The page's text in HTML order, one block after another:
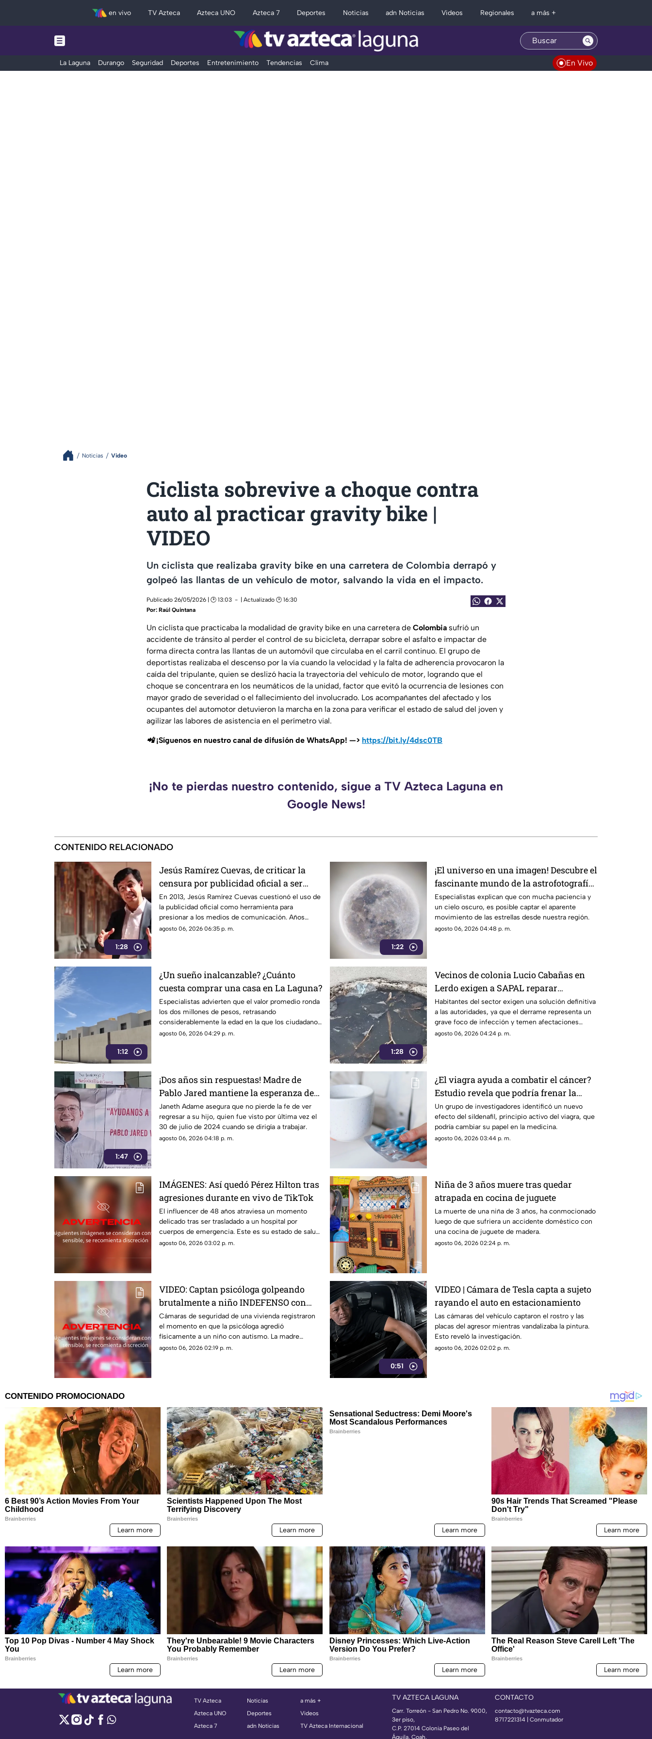
en vivo TV Azteca Azteca UNO Azteca 7 Deportes Noticias adn Noticias Videos Regionales a más +
La Laguna Durango Seguridad Deportes Entretenimiento Tendencias Clima En Vivo
Noticias Video
Ciclista sobrevive a choque contra
auto al practicar gravity bike |
VIDEO
Un ciclista que realizaba gravity bike en una carretera de Colombia derrapó y
golpeó las llantas de un vehículo de motor, salvando la vida en el impacto.
Publicado 26/05/2026 | 🕑 13:03
| Actualizado 🕑 16:30
Por: Raúl Quintana
Un ciclista que practicaba la modalidad de gravity bike en una carretera de Colombia sufrió un
accidente de tránsito al perder el control de su bicicleta, derrapar sobre el asfalto e impactar de
forma directa contra las llantas de un automóvil que circulaba en el carril continuo. El grupo de
deportistas realizaba el descenso por la vía cuando la velocidad y la falta de adherencia provocaron la
caída del tripulante, quien se deslizó hacia la trayectoria del vehículo de motor, logrando que el
choque se concentrara en los neumáticos de la unidad, factor que evitó la ocurrencia de lesiones con
mayor grado de severidad o el fallecimiento del involucrado. Los acompañantes del afectado y los
ocupantes del automotor detuvieron la marcha en la zona para verificar el estado de salud del joven y
agilizar las labores de asistencia en el perímetro vial.
📲 ¡Síguenos en nuestro canal de difusión de WhatsApp! —> https://bit.ly/4dsc0TB
¡No te pierdas nuestro contenido, sigue a TV Azteca Laguna en
Google News!
CONTENIDO RELACIONADO
1:28
Jesús Ramírez Cuevas, de criticar la
censura por publicidad oficial a ser
señalado por estrategia de control
informativo
En 2013, Jesús Ramírez Cuevas cuestionó el uso de
la publicidad oficial como herramienta para
presionar a los medios de comunicación. Años
después, su papel dentro del gobierno ha reavivado
agosto 06, 2026 06:35 p. m.
1:22
¡El universo en una imagen! Descubre el
fascinante mundo de la astrofotografía
en La Laguna
Especialistas explican que con mucha paciencia y
un cielo oscuro, es posible captar el aparente
movimiento de las estrellas desde nuestra región.
agosto 06, 2026 04:48 p. m.
1:12
¿Un sueño inalcanzable? ¿Cuánto
cuesta comprar una casa en La Laguna?
Especialistas advierten que el valor promedio ronda
los dos millones de pesos, retrasando
considerablemente la edad en la que los ciudadanos
logran adquirir su patrimonio.
agosto 06, 2026 04:29 p. m.
1:28
Vecinos de colonia Lucio Cabañas en
Lerdo exigen a SAPAL reparar
constante brote de aguas negras
Habitantes del sector exigen una solución definitiva
a las autoridades, ya que el derrame representa un
grave foco de infección y temen afectaciones
estructurales.
agosto 06, 2026 04:24 p. m.
1:47
¡Dos años sin respuestas! Madre de
Pablo Jared mantiene la esperanza de
encontrarlo con vida
Janeth Adame asegura que no pierde la fe de ver
regresar a su hijo, quien fue visto por última vez el
30 de julio de 2024 cuando se dirigía a trabajar.
agosto 06, 2026 04:18 p. m.
¿El viagra ayuda a combatir el cáncer?
Estudio revela que podría frenar la
metástasis
Un grupo de investigadores identificó un nuevo
efecto del sildenafil, principio activo del viagra, que
podría cambiar su papel en la medicina.
agosto 06, 2026 03:44 p. m.
IMÁGENES: Así quedó Pérez Hilton tras
agresiones durante en vivo de TikTok
El influencer de 48 años atraviesa un momento
delicado tras ser trasladado a un hospital por
cuerpos de emergencia. Este es su estado de salud
y los problemas que enfrentaba.
agosto 06, 2026 03:02 p. m.
Niña de 3 años muere tras quedar
atrapada en cocina de juguete
La muerte de una niña de 3 años, ha conmocionado
luego de que sufriera un accidente doméstico con
una cocina de juguete de madera.
agosto 06, 2026 02:24 p. m.
VIDEO: Captan psicóloga golpeando
brutalmente a niño INDEFENSO con
autismo y epilepsia
Cámaras de seguridad de una vivienda registraron
el momento en que la psicóloga agredió
físicamente a un niño con autismo. La madre
interpuso la denuncia. Véase con precaución.
agosto 06, 2026 02:19 p. m.
0:51
VIDEO | Cámara de Tesla capta a sujeto
rayando el auto en estacionamiento
Las cámaras del vehículo captaron el rostro y las
placas del agresor mientras vandalizaba la pintura.
Esto reveló la investigación.
agosto 06, 2026 02:02 p. m.
TV Azteca
Azteca UNO
Azteca 7
Noticias
Deportes
adn Noticias
a más +
Videos
TV Azteca Internacional
TV AZTECA LAGUNA
Carr. Torreón - San Pedro No. 9000,
3er piso,
C.P. 27014 Colonia Paseo del
Águila, Coah.
CONTACTO
contacto@tvazteca.com
8717221314 | Conmutador